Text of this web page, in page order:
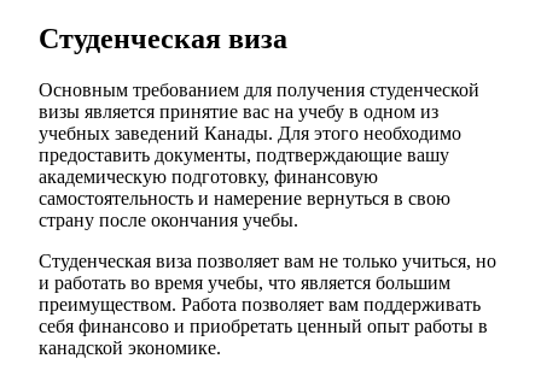
Студенческая виза
Основным требованием для получения студенческой
визы является принятие вас на учебу в одном из
учебных заведений Канады. Для этого необходимо
предоставить документы, подтверждающие вашу
академическую подготовку, финансовую
самостоятельность и намерение вернуться в свою
страну после окончания учебы.
Студенческая виза позволяет вам не только учиться, но
и работать во время учебы, что является большим
преимуществом. Работа позволяет вам поддерживать
себя финансово и приобретать ценный опыт работы в
канадской экономике.